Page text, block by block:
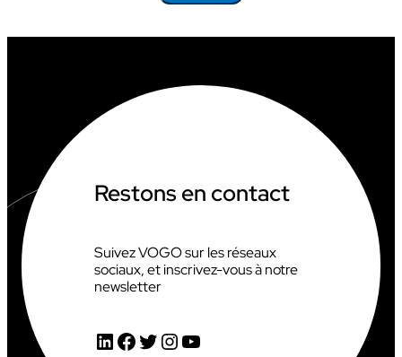
Restons en contact
Suivez VOGO sur les réseaux
sociaux, et inscrivez-vous à notre
newsletter
LinkedIn Facebook Twitter InstagramYouTube